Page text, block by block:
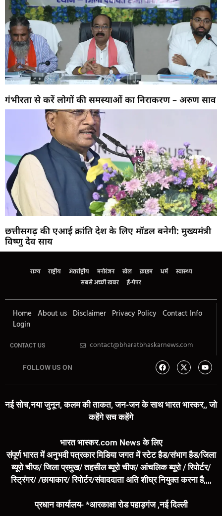
गंभीरता से करें लोगों की समस्याओं का निराकरण – अरुण साव
छत्तीसगढ़ की एआई क्रांति देश के लिए मॉडल बनेगी: मुख्यमंत्री
विष्णु देव साय
राज्य राष्ट्रीय अंतर्राष्ट्रीय मनोरंजन खेल क्राइम धर्म
स्वास्थ्य
सबसे अच्छी खबर
ई-पेपर
Home About us Disclaimer Privacy Policy Contact Info
Login
CONTACT US contact@bharatbhaskarnews.com
FOLLOW US ON
नई सोच,नया जुनून, कलम की ताकत, जन-जन के साथ भारत भास्कर,, जो
कहेंगे सच कहेंगे
भारत भास्कर.com News के लिए
संपूर्ण भारत में अनुभवी पत्रकार मिडिया जगत में स्टेट हैड/संभाग हैड/जिला
ब्यूरो चीफ/ जिला प्रमुख/ तहसील ब्यूरो चीफ/ आंचलिक ब्यूरो / रिपोर्टर/
स्ट्रिंगर/ /छायाकार/ रिपोर्टर/संवाददाता अति शीघ्र नियुक्त करना है,,,,
प्रधान कार्यालय- *आरकाक्षा रोड पहाड़गंज ,नई दिल्ली